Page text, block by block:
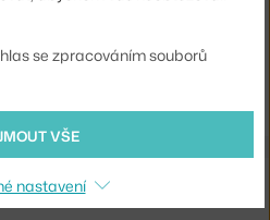
Stôl Rey, deep black
se zpracováním souborů
VŠE
nastavení